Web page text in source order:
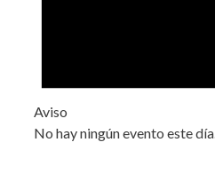
Aviso
No hay ningún evento este día.